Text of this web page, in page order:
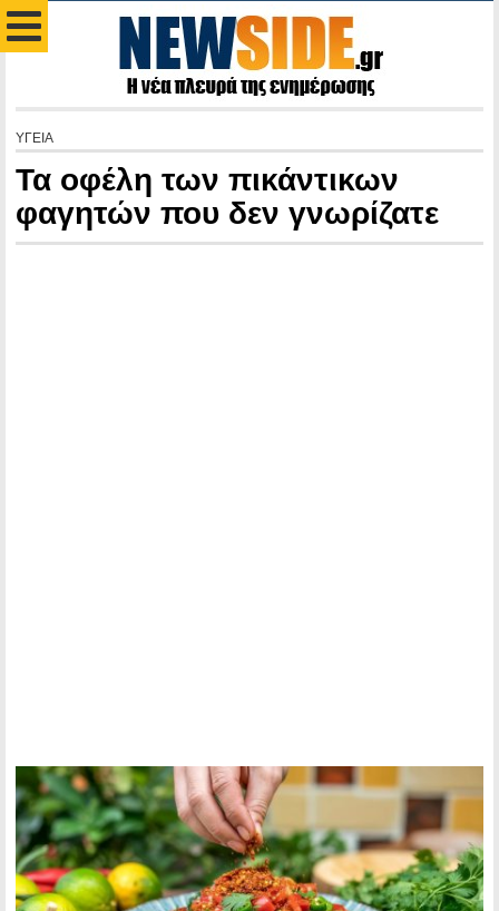
ΥΓΕΙΑ
Τα οφέλη των πικάντικων
φαγητών που δεν γνωρίζατε